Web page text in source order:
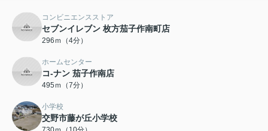
コンビニエンスストア
セブンイレブン 枚方茄子作南町店
296ｍ（4分）
ホームセンター
コ-ナン 茄子作南店
495ｍ（7分）
小学校
交野市藤が丘小学校